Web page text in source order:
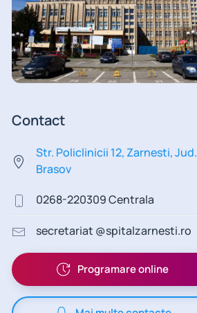
Contact
Str. Policlinicii 12, Zarnesti, Jud.
Brasov
0268-220309 Centrala
secretariat @spitalzarnesti.ro
Programare online